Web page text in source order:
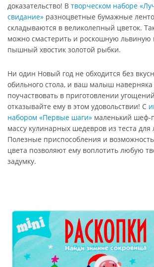
доказательство! В творческом наборе
свидание» разноцветные бумажные
складываются в великолепный цветок.
можно смастерить и роскошную львиную
пышный хвостик золотой рыбки.
Ни один Новый год не обходится без
обильного стола, и ваш малыш наверняка
поучаствовать в приготовлении
отказывайте ему в этом удовольствии! С
набором «Первые шаги» маленький шеф-
массу кулинарных шедевров из теста для
Полезные приспособления и
цвета позволяют ему воплотить любую
задумку.